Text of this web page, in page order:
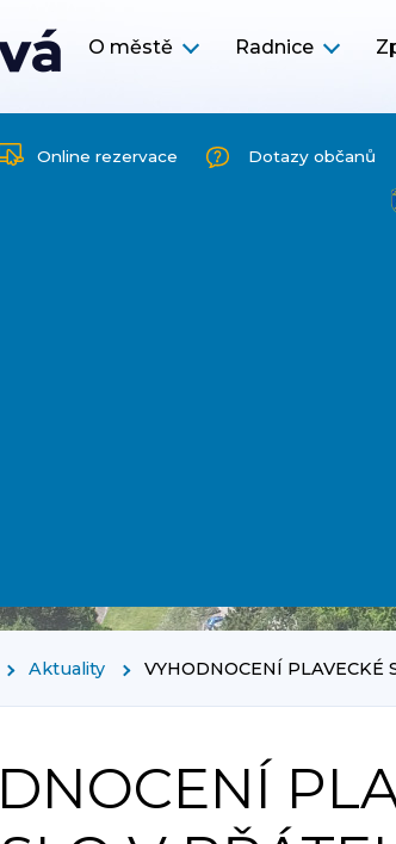
O městě Radnice
Online rezervace Dotazy občanů
Aktuality VYHODNOCENÍ PLAVECKÉ